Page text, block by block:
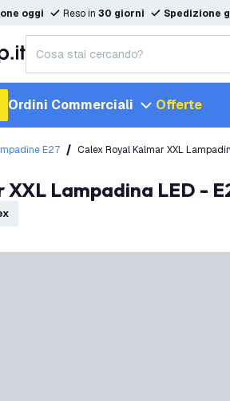
oggi Reso in 30 giorni Spedizione
Ordini Commerciali Offerte
E27 Calex Royal Kalmar XXL
XXL Lampadina LED -